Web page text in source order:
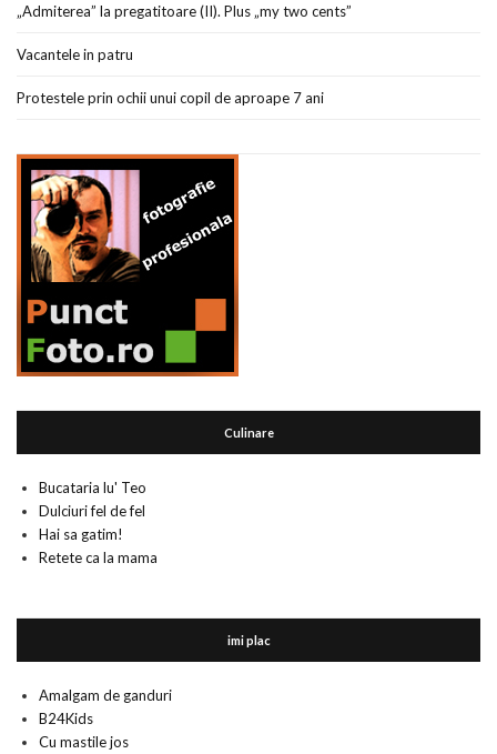
„Admiterea” la pregatitoare (II). Plus „my two cents”
Vacantele in patru
Protestele prin ochii unui copil de aproape 7 ani
Culinare
Bucataria lu' Teo
Dulciuri fel de fel
Hai sa gatim!
Retete ca la mama
imi plac
Amalgam de ganduri
B24Kids
Cu mastile jos